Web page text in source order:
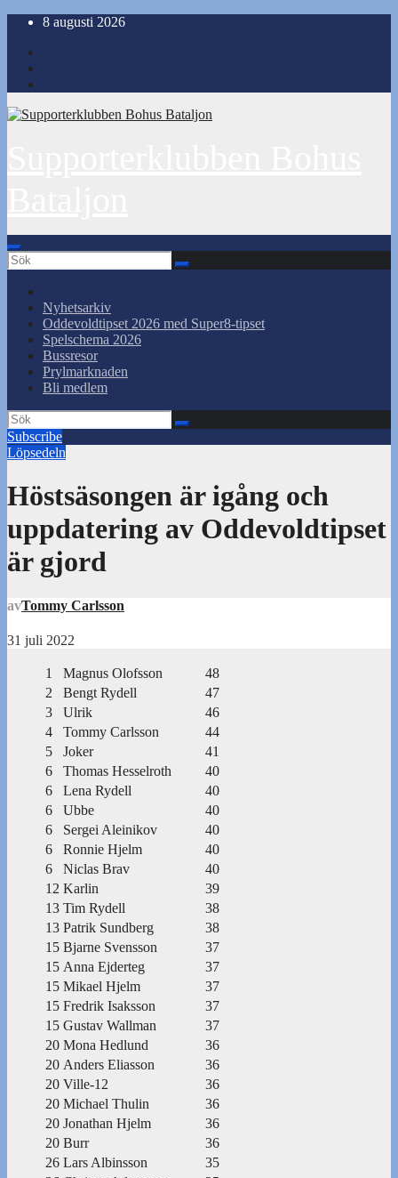
Hoppa
innehåll
8 augusti 2026
Nyhetsarkiv
Oddevoldtipset 2026 med Super8-tipset
Spelschema 2026
Bussresor
Prylmarknaden
Bli medlem
Subscribe
Löpsedeln
Höstsäsongen är igång och
uppdatering av Oddevoldtipset
är gjord
avTommy Carlsson
31 juli 2022
1 Magnus Olofsson
48
2
Bengt Rydell
47
3
Ulrik
46
4
Tommy Carlsson
44
5
Joker
41
6
Thomas Hesselroth
40
6
Lena Rydell
40
6
Ubbe
40
6
Sergei Aleinikov
40
6
Ronnie Hjelm
40
6
Niclas Brav
40
12 Karlin
39
13 Tim Rydell
38
13 Patrik Sundberg
38
15 Bjarne Svensson
37
15 Anna Ejderteg
37
15 Mikael Hjelm
37
15 Fredrik Isaksson
37
15 Gustav Wallman
37
20 Mona Hedlund
36
20 Anders Eliasson
36
20 Ville-12
36
20 Michael Thulin
36
20 Jonathan Hjelm
36
20 Burr
36
26 Lars Albinsson
35